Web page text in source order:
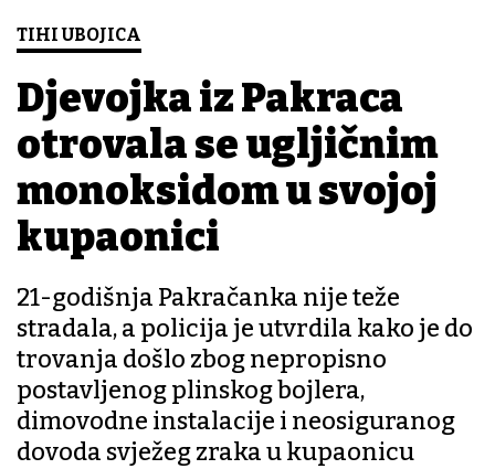
TIHI UBOJICA
Djevojka iz Pakraca
otrovala se ugljičnim
monoksidom u svojoj
kupaonici
21-godišnja Pakračanka nije teže
stradala, a policija je utvrdila kako je do
trovanja došlo zbog nepropisno
postavljenog plinskog bojlera,
dimovodne instalacije i neosiguranog
dovoda svježeg zraka u kupaonicu